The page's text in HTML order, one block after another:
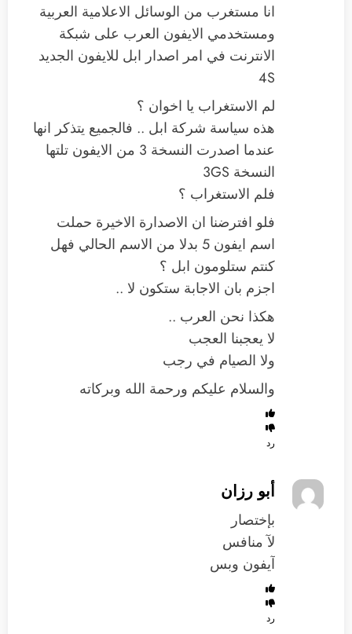
انا مستغرب من الوسائل الاعلامية العربية
ومستخدمي الايفون العرب على شبكة
الانترنت في امر اصدار ابل للايفون الجديد
4S
لم الاستغراب يا اخوان ؟
هذه سياسة شركة ابل .. فالجميع يتذكر انها
عندما اصدرت النسخة 3 من الايفون تلتها
النسخة 3GS
فلم الاستغراب ؟
فلو افترضنا ان الاصدارة الاخيرة حملت
اسم ايفون 5 بدلا من الاسم الحالي فهل
كنتم ستلومون ابل ؟
اجزم بان الاجابة ستكون لا ..
هكذا نحن العرب ..
لا يعجبنا العجب
ولا الصيام في رجب
والسلام عليكم ورحمة الله وبركاته
رد
أبو رزان
بإختصار
لآ منافس
آيفون وبس
رد